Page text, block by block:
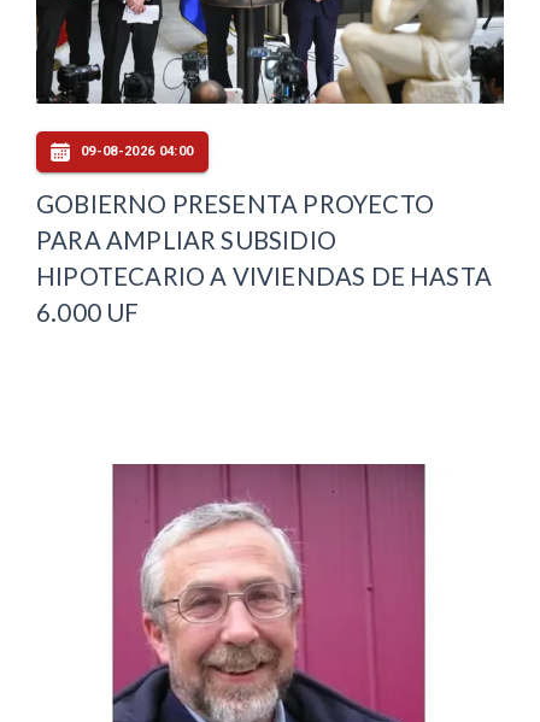
09-08-2026 04:00
GOBIERNO PRESENTA PROYECTO
PARA AMPLIAR SUBSIDIO
HIPOTECARIO A VIVIENDAS DE HASTA
6.000 UF